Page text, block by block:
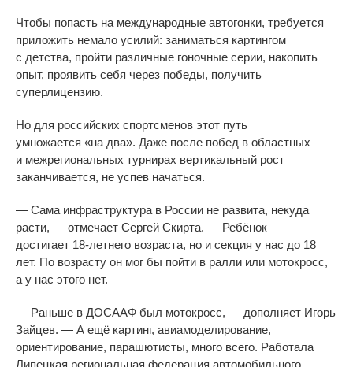
Чтобы попасть на международные автогонки, требуется
приложить немало усилий: заниматься картингом
с детства, пройти различные гоночные серии, накопить
опыт, проявить себя через победы, получить
суперлицензию.
Но для российских спортсменов этот путь
умножается «на два». Даже после побед в областных
и межрегиональных турнирах вертикальный рост
заканчивается, не успев начаться.
— Сама инфраструктура в России не развита, некуда
расти, — отмечает Сергей Скирта. — Ребёнок
достигает 18-летнего возраста, но и секция у нас до 18
лет. По возрасту он мог бы пойти в ралли или мотокросс,
а у нас этого нет.
— Раньше в ДОСААФ был мотокросс, — дополняет Игорь
Зайцев. — А ещё картинг, авиамоделирование,
ориентирование, парашютисты, много всего. Работала